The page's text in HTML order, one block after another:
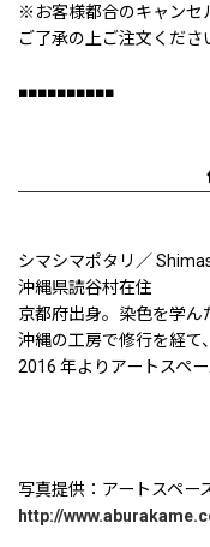
※お客様都合のキャンセ
ご了承の上ご注文くださ
■■■■■■■■■■
シマシマポタリ／
沖縄県読谷村在住
京都府出身。染色を学ん
沖縄の工房で修行を経て
2016 年よりアートスペ
写真提供：アートスペー
http://